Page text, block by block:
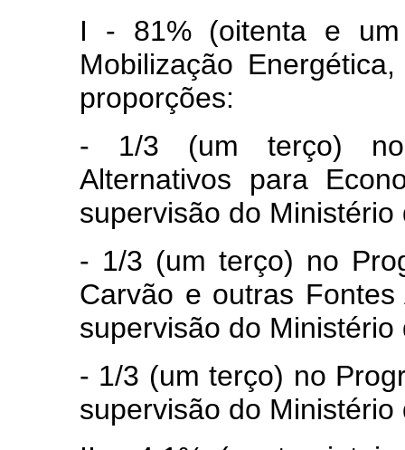
I - 81% (oitenta e
Mobilização
proporções:
- 1/3 (um terço) no
Alternativos para
supervisão do
- 1/3 (um terço) no
Carvão e outras
supervisão do
- 1/3 (um terço) no
supervisão do